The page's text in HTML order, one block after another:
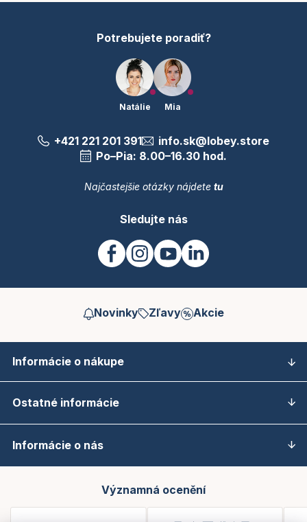
Potrebujete poradiť?
Natálie Mia
+421 221 201 391
info.sk@lobey.store
Po–Pia: 8.00–16.30 hod.
Najčastejšie otázky nájdete tu
Sledujte nás
Novinky Zľavy Akcie
Informácie o nákupe
Ostatné informácie
Informácie o nás
Významná ocenění